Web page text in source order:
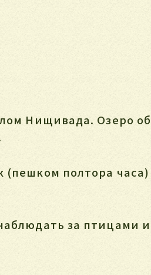
Нищивада. Озеро
полтора
за птицами